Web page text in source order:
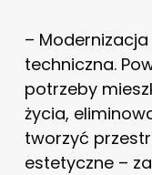
–
techniczna.
potrzeby
życia,
tworzyć
estetyczne –